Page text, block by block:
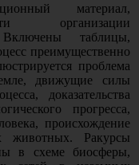
материал,
организации
таблицы,
преимущественно
проблема
движущие силы
доказательства
прогресса,
происхождение
животных. Ракурсы
в схеме биосферы,